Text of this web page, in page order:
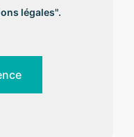
légales".